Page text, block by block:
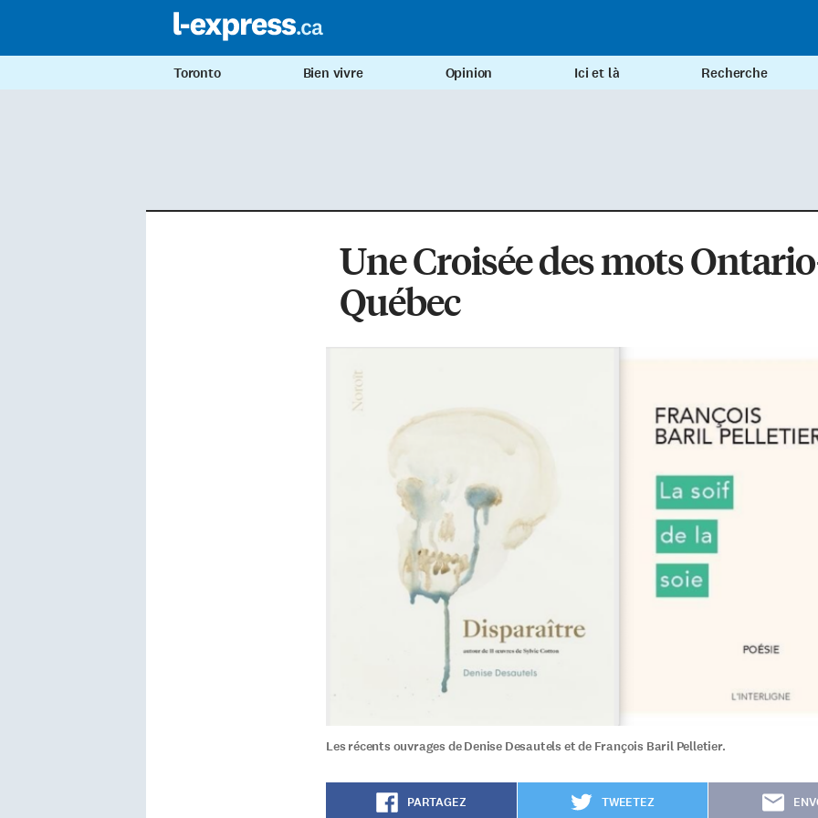
Toronto Bien vivre Opinion Ici et là Recherche
Une Croisée des mots
Québec
Les récents ouvrages de Denise Desautels et de François Baril Pelletier.
PARTAGEZ TWEETEZ